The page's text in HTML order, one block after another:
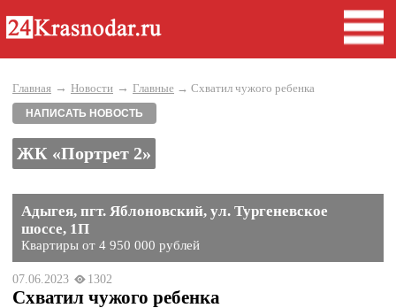
Главная → Новости → Главные → Схватил чужого ребенка
НАПИСАТЬ НОВОСТЬ
ЖК «Портрет 2»
Адыгея, пгт. Яблоновский, ул. Тургеневское
шоссе, 1П
Квартиры от 4 950 000 рублей
07.06.2023 1302
Схватил чужого ребенка